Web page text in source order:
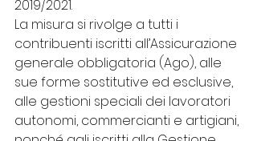
2019/2021.
La misura si rivolge a tutti i
contribuenti iscritti all’Assicurazione
generale obbligatoria (Ago), alle
sue forme sostitutive ed esclusive,
alle gestioni speciali dei lavoratori
autonomi, commercianti e artigiani,